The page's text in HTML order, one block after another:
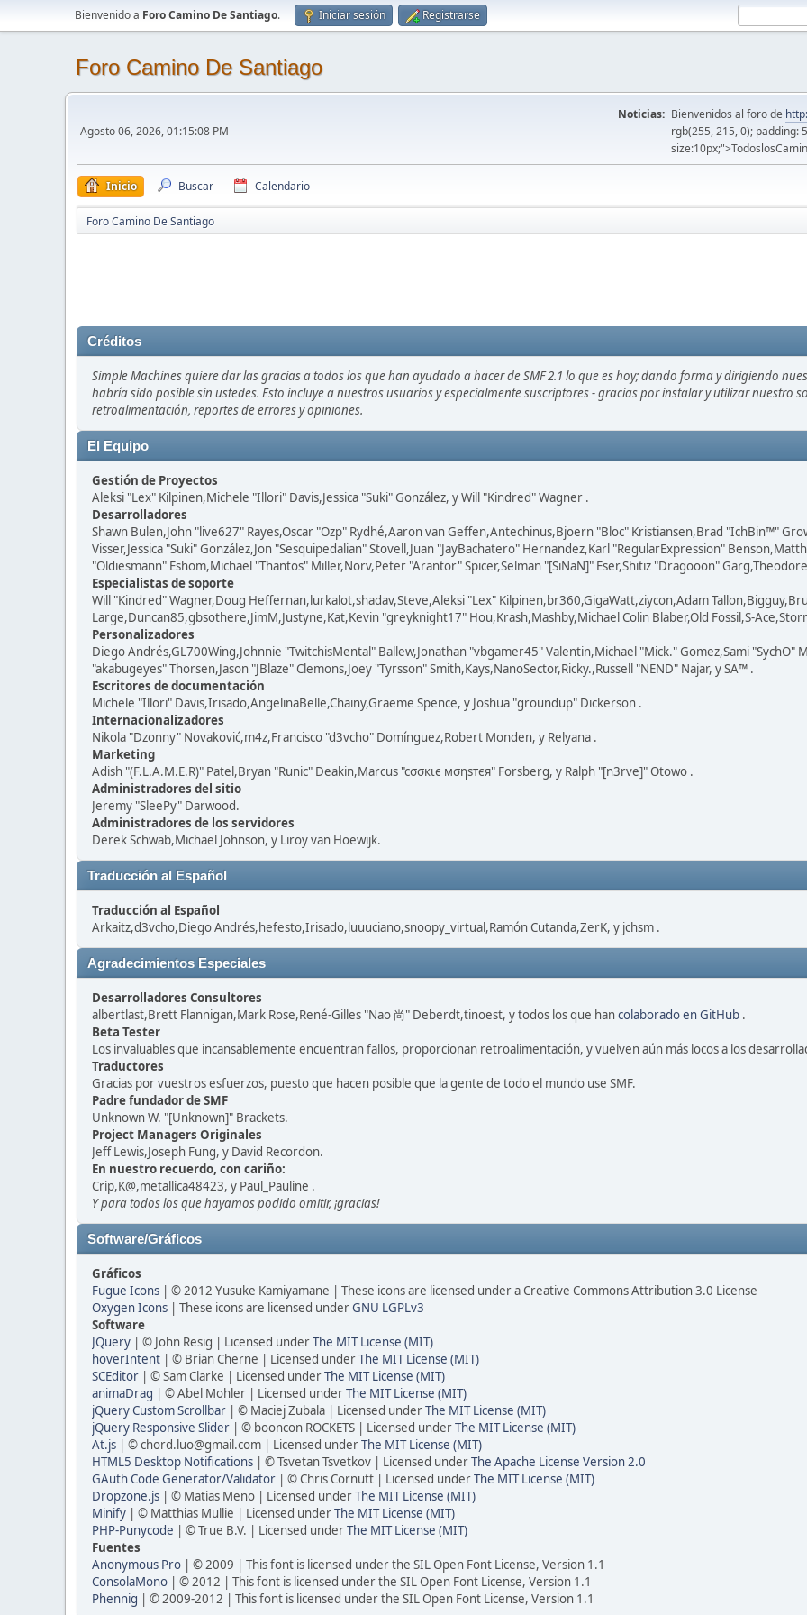
Bienvenido a Foro Camino De Santiago. Iniciar sesión Registrarse
Foro Camino De Santiago
Agosto 06, 2026, 01:15:08 PM
Noticias: Bienvenidos al foro de
rgb(255, 215, 0); padding:
Inicio Buscar Calendario
Foro Camino De Santiago
Créditos
Simple Machines quiere dar las gracias a todos los que han ayudado a hacer de SMF 2.1 lo que es hoy; dando forma y dirigiendo
habría sido posible sin ustedes. Esto incluye a nuestros usuarios y especialmente suscriptores - gracias por instalar y utilizar nuestro
retroalimentación, reportes de errores y opiniones.
El Equipo
Gestión de Proyectos
Aleksi "Lex" Kilpinen,Michele "Illori" Davis,Jessica "Suki" González, y Will "Kindred" Wagner .
Desarrolladores
Shawn Bulen,John "live627" Rayes,Oscar "Ozp" Rydhé,Aaron van Geffen,Antechinus,Bjoern "Bloc" Kristiansen,Brad "IchBin™"
Visser,Jessica "Suki" González,Jon "Sesquipedalian" Stovell,Juan "JayBachatero" Hernandez,Karl "RegularExpression"
"Oldiesmann" Eshom,Michael "Thantos" Miller,Norv,Peter "Arantor" Spicer,Selman "[SiNaN]" Eser,Shitiz "Dragooon"
Especialistas de soporte
Will "Kindred" Wagner,Doug Heffernan,lurkalot,shadav,Steve,Aleksi "Lex" Kilpinen,br360,GigaWatt,ziycon,Adam
Large,Duncan85,gbsothere,JimM,Justyne,Kat,Kevin "greyknight17" Hou,Krash,Mashby,Michael Colin Blaber,Old Fossil,S-
Personalizadores
Diego Andrés,GL700Wing,Johnnie "TwitchisMental" Ballew,Jonathan "vbgamer45" Valentin,Michael "Mick." Gomez,Sami "SychO"
"akabugeyes" Thorsen,Jason "JBlaze" Clemons,Joey "Tyrsson" Smith,Kays,NanoSector,Ricky.,Russell "NEND" Najar, y SA™ .
Escritores de documentación
Michele "Illori" Davis,Irisado,AngelinaBelle,Chainy,Graeme Spence, y Joshua "groundup" Dickerson .
Internacionalizadores
Nikola "Dzonny" Novaković,m4z,Francisco "d3vcho" Domínguez,Robert Monden, y Relyana .
Marketing
Adish "(F.L.A.M.E.R)" Patel,Bryan "Runic" Deakin,Marcus "cσσкιє мσηѕтєя" Forsberg, y Ralph "[n3rve]" Otowo .
Administradores del sitio
Jeremy "SleePy" Darwood.
Administradores de los servidores
Derek Schwab,Michael Johnson, y Liroy van Hoewijk.
Traducción al Español
Traducción al Español
Arkaitz,d3vcho,Diego Andrés,hefesto,Irisado,luuuciano,snoopy_virtual,Ramón Cutanda,ZerK, y jchsm .
Agradecimientos Especiales
Desarrolladores Consultores
albertlast,Brett Flannigan,Mark Rose,René-Gilles "Nao 尚" Deberdt,tinoest, y todos los que hancolaborado en GitHub .
Beta Tester
Los invaluables que incansablemente encuentran fallos, proporcionan retroalimentación, y vuelven aún más locos a los
Traductores
Gracias por vuestros esfuerzos, puesto que hacen posible que la gente de todo el mundo use SMF.
Padre fundador de SMF
Unknown W. "[Unknown]" Brackets.
Project Managers Originales
Jeff Lewis,Joseph Fung, y David Recordon.
En nuestro recuerdo, con cariño:
Crip,K@,metallica48423, y Paul_Pauline .
Y para todos los que hayamos podido omitir, ¡gracias!
Software/Gráficos
Gráficos
Fugue Icons | © 2012 Yusuke Kamiyamane | These icons are licensed under a Creative Commons Attribution 3.0 License
Oxygen Icons | These icons are licensed underGNU LGPLv3
Software
JQuery | © John Resig | Licensed underThe MIT License (MIT)
hoverIntent | © Brian Cherne | Licensed underThe MIT License (MIT)
SCEditor | © Sam Clarke | Licensed underThe MIT License (MIT)
animaDrag | © Abel Mohler | Licensed underThe MIT License (MIT)
jQuery Custom Scrollbar | © Maciej Zubala | Licensed underThe MIT License (MIT)
jQuery Responsive Slider | © booncon ROCKETS | Licensed underThe MIT License (MIT)
At.js | © chord.luo@gmail.com | Licensed underThe MIT License (MIT)
HTML5 Desktop Notifications | © Tsvetan Tsvetkov | Licensed underThe Apache License Version 2.0
GAuth Code Generator/Validator | © Chris Cornutt | Licensed underThe MIT License (MIT)
Dropzone.js | © Matias Meno | Licensed underThe MIT License (MIT)
Minify | © Matthias Mullie | Licensed underThe MIT License (MIT)
PHP-Punycode | © True B.V. | Licensed underThe MIT License (MIT)
Fuentes
Anonymous Pro | © 2009 | This font is licensed under the SIL Open Font License, Version 1.1
ConsolaMono | © 2012 | This font is licensed under the SIL Open Font License, Version 1.1
Phennig | © 2009-2012 | This font is licensed under the SIL Open Font License, Version 1.1